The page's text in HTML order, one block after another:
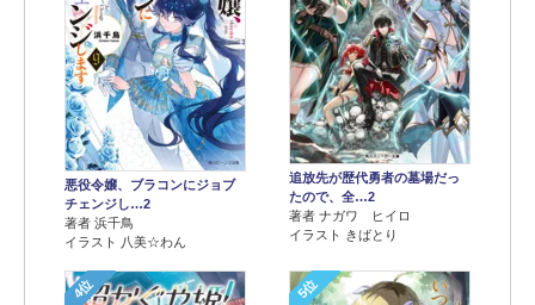
悪役令嬢、ブラコンにジョブ
チェンジし…2
著者 浜千鳥
イラスト 八美☆わん
追放先が歴代勇者の墓場だっ
たので、全…2
著者 ナガワ ヒイロ
イラスト きばとり
4位 5位